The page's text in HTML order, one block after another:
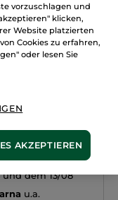
dem 13/08
u.a.
vorzuschlagen und
klicken,
Website platzierten
Cookies zu erfahren,
oder lesen Sie
AKZEPTIEREN